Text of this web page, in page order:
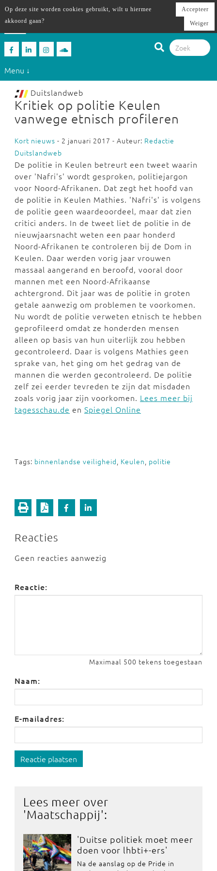
Menu ↓
Duitslandweb
Kritiek op politie Keulen
vanwege etnisch profileren
Kort nieuws - 2 januari 2017 - Auteur: Redactie
Duitslandweb
De politie in Keulen betreurt een tweet waarin
over 'Nafri's' wordt gesproken, politiejargon
voor Noord-Afrikanen. Dat zegt het hoofd van
de politie in Keulen Mathies. 'Nafri's' is volgens
de politie geen waardeoordeel, maar dat zien
critici anders. In de tweet liet de politie in de
nieuwjaarsnacht weten een paar honderd
Noord-Afrikanen te controleren bij de Dom in
Keulen. Daar werden vorig jaar vrouwen
massaal aangerand en beroofd, vooral door
mannen met een Noord-Afrikaanse
achtergrond. Dit jaar was de politie in groten
getale aanwezig om problemen te voorkomen.
Nu wordt de politie verweten etnisch te hebben
geprofileerd omdat ze honderden mensen
alleen op basis van hun uiterlijk zou hebben
gecontroleerd. Daar is volgens Mathies geen
sprake van, het ging om het gedrag van de
mannen die werden gecontroleerd. De politie
zelf zei eerder tevreden te zijn dat misdaden
zoals vorig jaar zijn voorkomen. Lees meer bij
tagesschau.de en Spiegel Online
Tags: binnenlandse veiligheid, Keulen, politie
Reacties
Geen reacties aanwezig
Reactie:
Maximaal 500 tekens toegestaan
Naam:
E-mailadres:
Reactie plaatsen
Lees meer over
'Maatschappij':
'Duitse politiek moet meer
doen voor lhbti+-ers'
Na de aanslag op de Pride in
Op deze site worden cookies gebruikt, wilt u hiermee
akkoord gaan?
Accepteer
Weiger